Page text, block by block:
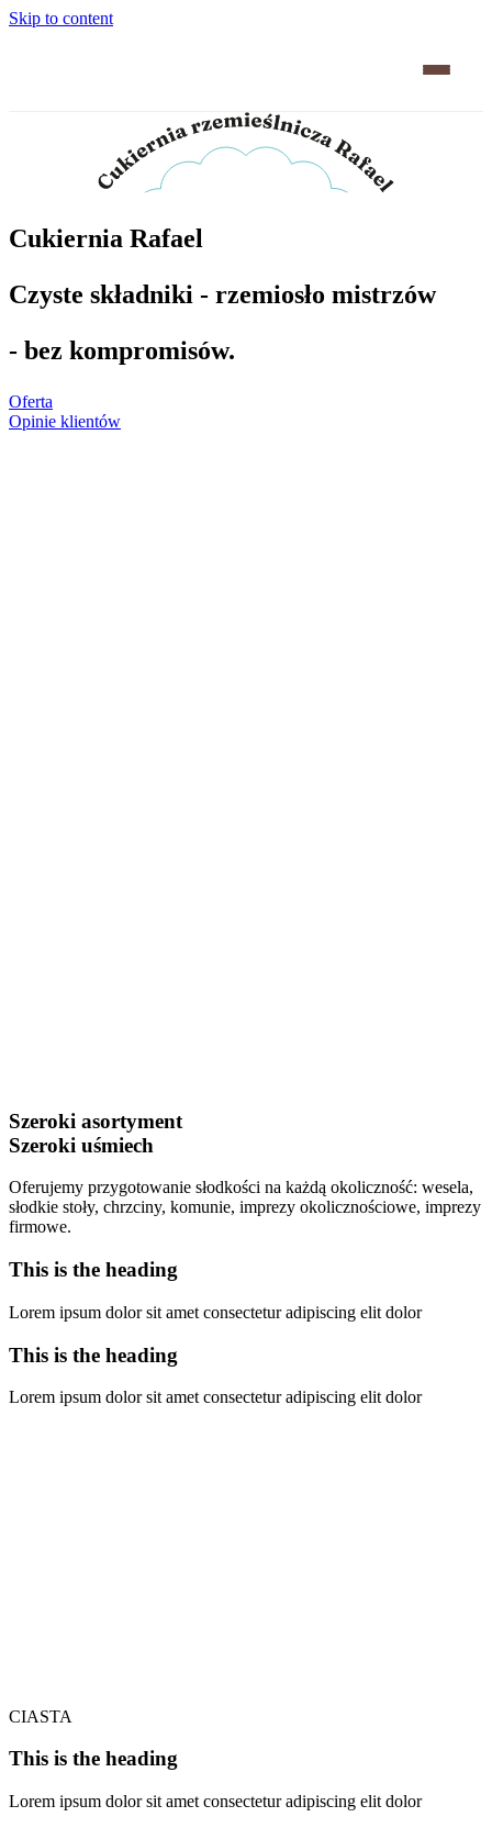
Skip to content
Cukiernia Rafael
Czyste składniki - rzemiosło mistrzów
- bez kompromisów.
Oferta
Opinie klientów
Szeroki asortyment
Szeroki uśmiech
Oferujemy przygotowanie słodkości na każdą okoliczność: wesela,
słodkie stoły, chrzciny, komunie, imprezy okolicznościowe, imprezy
firmowe.
This is the heading
Lorem ipsum dolor sit amet consectetur adipiscing elit dolor
This is the heading
Lorem ipsum dolor sit amet consectetur adipiscing elit dolor
CIASTA
This is the heading
Lorem ipsum dolor sit amet consectetur adipiscing elit dolor